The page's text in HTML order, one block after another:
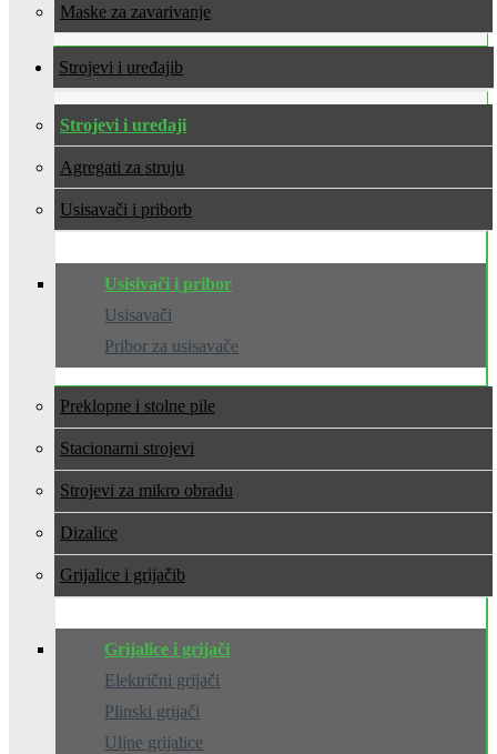
Maske za zavarivanje
Strojevi i uređaji
Strojevi i uređaji
Agregati za struju
Usisavači i pribor
Usisivači i pribor
Usisavači
Pribor za usisavače
Preklopne i stolne pile
Stacionarni strojevi
Strojevi za mikro obradu
Dizalice
Grijalice i grijači
Grijalice i grijači
Električni grijači
Plinski grijači
Uljne grijalice